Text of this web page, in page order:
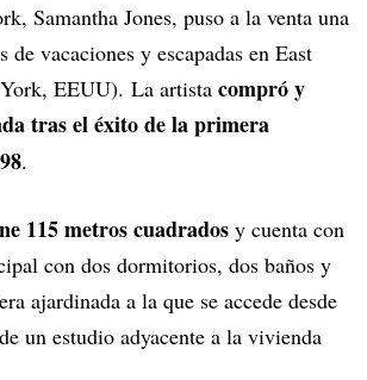
Samantha Jones, puso a la venta una
de vacaciones y escapadas en East
EEUU). La artista compró y
tras el éxitode la primera
.
115 metros cuadrados y cuenta con
con dos dormitorios, dos baños y
ajardinada a la que se accede desde
un estudio adyacente a la vivienda